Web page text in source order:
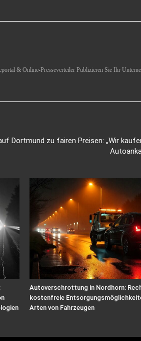
& Online-Presseverteiler Publizieren Sie Ihr
Dortmund zu fairen Preisen: „Wir
Autoverschrottung in Nordhorn:
kostenfreie
Arten von Fahrzeugen